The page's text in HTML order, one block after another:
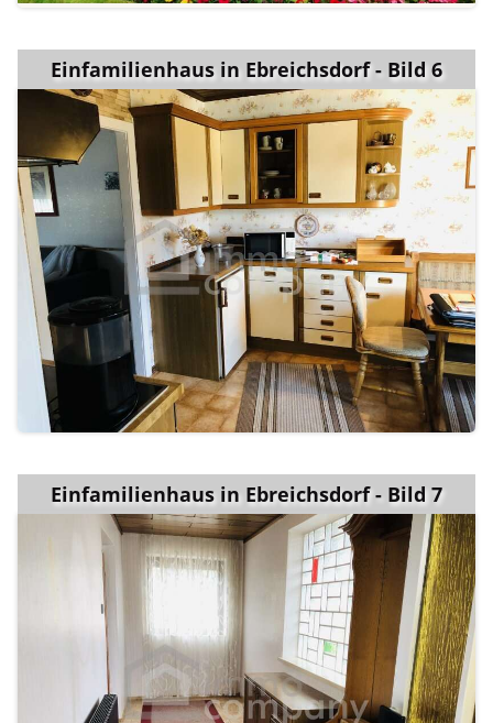
Einfamilienhaus in Ebreichsdorf - Bild 6
Einfamilienhaus in Ebreichsdorf - Bild 7